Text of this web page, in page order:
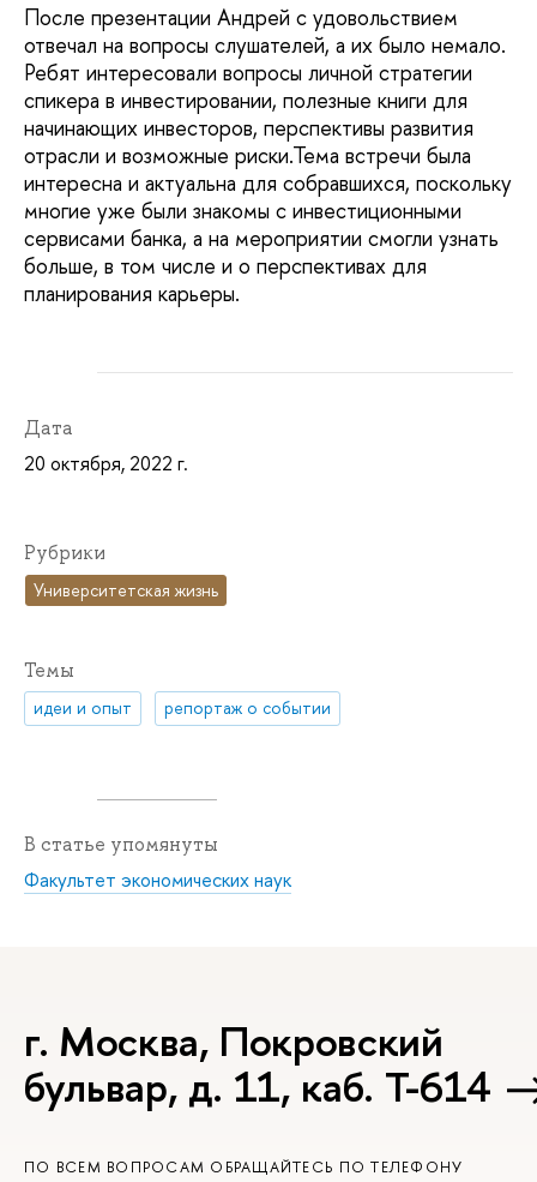
После презентации Андрей с удовольствием
отвечал на вопросы слушателей, а их было немало.
Ребят интересовали вопросы личной стратегии
спикера в инвестировании, полезные книги для
начинающих инвесторов, перспективы развития
отрасли и возможные риски.Тема встречи была
интересна и актуальна для собравшихся, поскольку
многие уже были знакомы с инвестиционными
сервисами банка, а на мероприятии смогли узнать
больше, в том числе и о перспективах для
планирования карьеры.
Дата
20 октября, 2022 г.
Рубрики
Университетская жизнь
Темы
идеи и опыт репортаж о событии
В статье упомянуты
Факультет экономических наук
г. Москва, Покровский
бульвар, д. 11, каб. Т-614
ПО ВСЕМ ВОПРОСАМ ОБРАЩАЙТЕСЬ ПО ТЕЛЕФОНУ